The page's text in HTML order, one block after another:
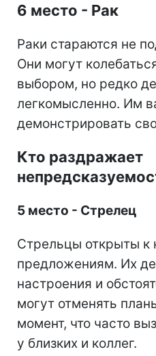
6 место - Рак
Раки стараются не
Они могут
выбором, но редко
легкомысленно. Им
демонстрировать
Кто раздражает
5 место - Стрелец
Стрельцы открыты к
предложениям. Их
настроения и
могут отменять
момент, что часто
у близких и коллег.